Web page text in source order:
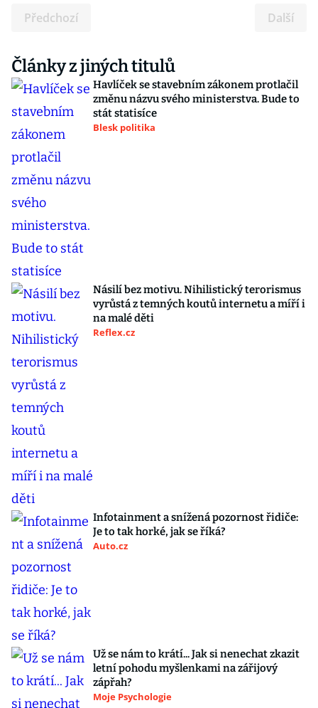
Předchozí Další
Články z jiných titulů
Havlíček se stavebním zákonem protlačil
změnu názvu svého ministerstva. Bude to
stát statisíce
Blesk politika
Násilí bez motivu. Nihilistický terorismus
vyrůstá z temných koutů internetu a míří i
na malé děti
Reflex.cz
Infotainment a snížená pozornost řidiče:
Je to tak horké, jak se říká?
Auto.cz
Už se nám to krátí... Jak si nenechat zkazit
letní pohodu myšlenkami na zářijový
zápřah?
Moje Psychologie